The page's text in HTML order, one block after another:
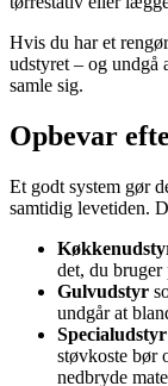
Hvis du har et
udstyret – og undgå
samle sig.
Opbevar
Et godt system gør
samtidig levetiden.
det, du bruger
Gulvudstyr
undgår at
Specialudstyr
støvkoste bør
nedbryde